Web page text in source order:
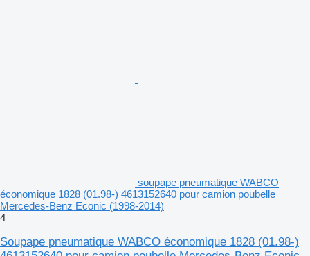
soupape pneumatique WABCO
économique 1828 (01.98-) 4613152640 pour camion poubelle
Mercedes-Benz Econic (1998-2014)
4
Soupape pneumatique WABCO économique 1828 (01.98-)